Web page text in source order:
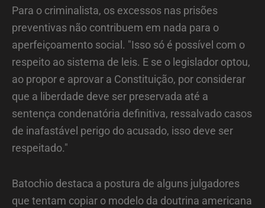
Para o criminalista, os excessos nas prisões
preventivas não contribuem em nada para o
aperfeiçoamento social. "Isso só é possível com o
respeito ao sistema de leis. E se o legislador optou,
ao propor e aprovar a Constituição, por considerar
que a liberdade deve ser preservada até a
sentença condenatória definitiva, ressalvado casos
de inafastável perigo do acusado, isso deve ser
respeitado."
Batochio destaca a postura de alguns julgadores
que tentam copiar o modelo da doutrina americana